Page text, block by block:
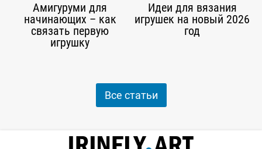
Амигуруми для
начинающих – как
связать первую
игрушку
Идеи для вязания
игрушек на новый 2026
год
Все статьи